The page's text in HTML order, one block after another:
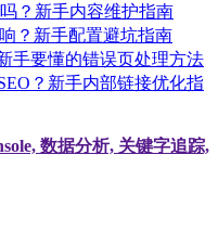
？新手内容维护指南
？新手配置避坑指南
手要懂的错误页处理方法
？新手内部链接优化指
数据分析, 关键字追踪,